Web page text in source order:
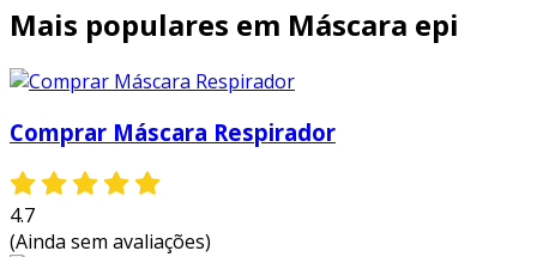
Mais populares em Máscara epi
Comprar Máscara Respirador
4.7
(Ainda sem avaliações)